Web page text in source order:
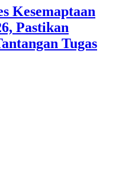
Kesemaptaan
Pastikan
Tugas